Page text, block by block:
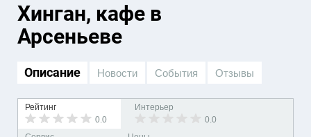
Хинган, кафе в
Арсеньеве
Описание Новости События Отзывы
Рейтинг
0.0
Интерьер
0.0